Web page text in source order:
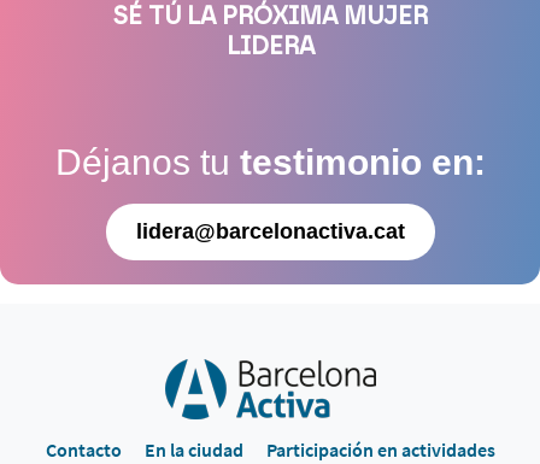
SÉ TÚ LA PRÓXIMA MUJER
LIDERA
Déjanos tu testimonio en:
lidera@barcelonactiva.cat
Contacto En la ciudad
Participación en actividades